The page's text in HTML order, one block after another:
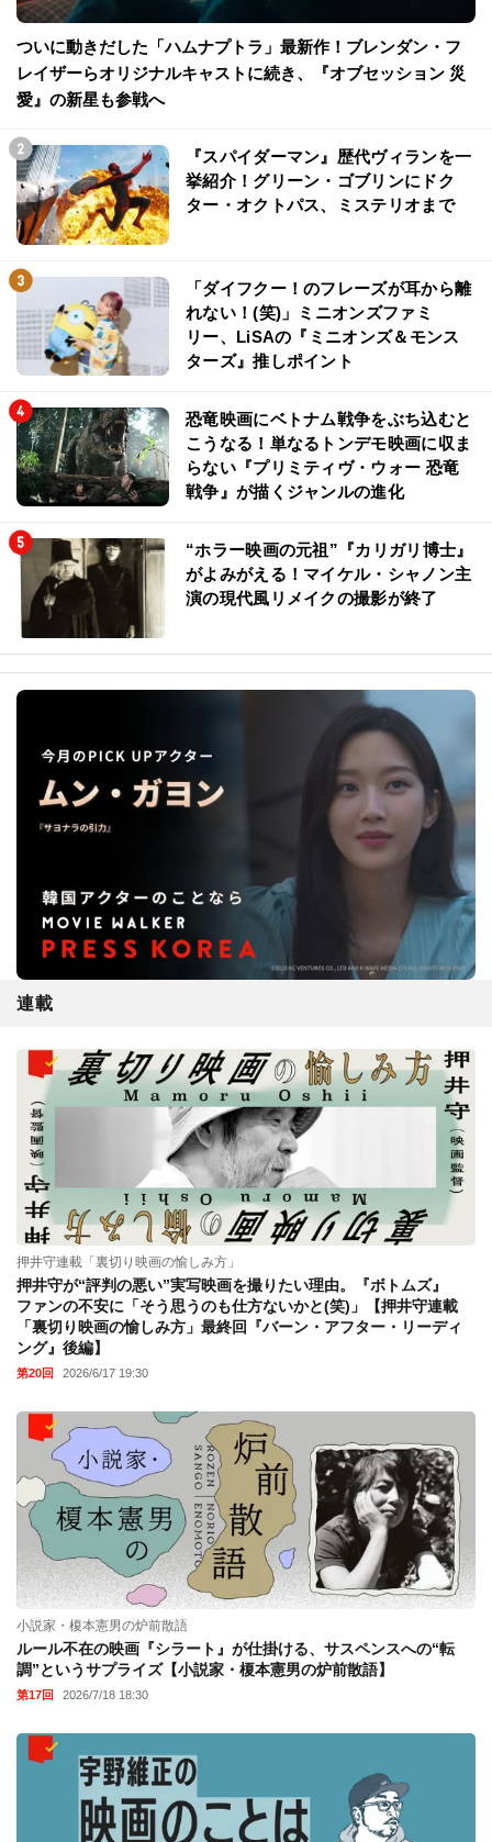
ついに動きだした「ハムナプトラ」最新作！ブレンダン・フ
レイザーらオリジナルキャストに続き、『オブセッション 災
愛』の新星も参戦へ
『スパイダーマン』歴代ヴィランを一
挙紹介！グリーン・ゴブリンにドク
ター・オクトパス、ミステリオまで
「ダイフクー！のフレーズが耳から離
れない！(笑)」ミニオンズファミ
リー、LiSAの『ミニオンズ＆モンス
ターズ』推しポイント
恐竜映画にベトナム戦争をぶち込むと
こうなる！単なるトンデモ映画に収ま
らない『プリミティヴ・ウォー 恐竜
戦争』が描くジャンルの進化
“ホラー映画の元祖”『カリガリ博士』
がよみがえる！マイケル・シャノン主
演の現代風リメイクの撮影が終了
連載
押井守連載「裏切り映画の愉しみ方」
押井守が“評判の悪い”実写映画を撮りたい理由。『ボトムズ』
ファンの不安に「そう思うのも仕方ないかと(笑)」【押井守連載
「裏切り映画の愉しみ方」最終回『バーン・アフター・リーディ
ング』後編】
第20回 2026/6/17 19:30
小説家・榎本憲男の炉前散語
ルール不在の映画『シラート』が仕掛ける、サスペンスへの“転
調”というサプライズ【小説家・榎本憲男の炉前散語】
第17回 2026/7/18 18:30